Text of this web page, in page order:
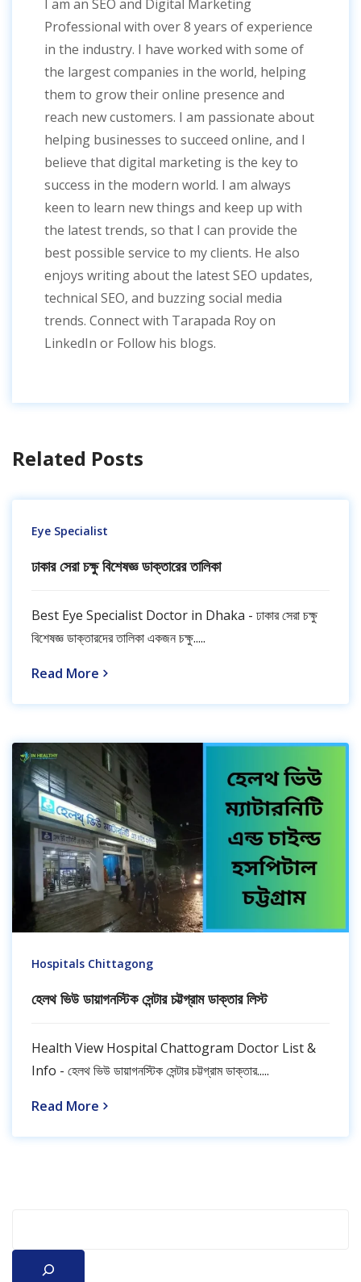
I am an SEO and Digital Marketing
Professional with over 8 years of experience
in the industry. I have worked with some of
the largest companies in the world, helping
them to grow their online presence and
reach new customers. I am passionate about
helping businesses to succeed online, and I
believe that digital marketing is the key to
success in the modern world. I am always
keen to learn new things and keep up with
the latest trends, so that I can provide the
best possible service to my clients. He also
enjoys writing about the latest SEO updates,
technical SEO, and buzzing social media
trends. Connect with Tarapada Roy on
LinkedIn or Follow his blogs.
Related Posts
Eye Specialist
ঢাকার সেরা চক্ষু বিশেষজ্ঞ ডাক্তারের তালিকা
Best Eye Specialist Doctor in Dhaka - ঢাকার সেরা চক্ষু
বিশেষজ্ঞ ডাক্তারদের তালিকা একজন চক্ষু.....
Read More
Hospitals Chittagong
হেলথ ভিউ ডায়াগনস্টিক সেন্টার চট্টগ্রাম ডাক্তার লিস্ট
Health View Hospital Chattogram Doctor List &
Info - হেলথ ভিউ ডায়াগনস্টিক সেন্টার চট্টগ্রাম ডাক্তার.....
Read More